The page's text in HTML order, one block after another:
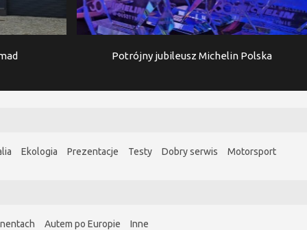
Potrójny jubileusz Michelin Polska
Ekologia Prezentacje Testy Dobry serwis
Motorsport
Autem po Europie Inne